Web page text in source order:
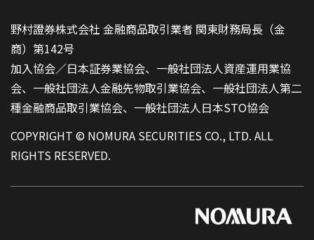
野村證券株式会社 金融商品取引業者 関東財務局長（金
商）第142号
加入協会／日本証券業協会、一般社団法人資産運用業協
会、一般社団法人金融先物取引業協会、一般社団法人第二
種金融商品取引業協会、一般社団法人日本STO協会
COPYRIGHT © NOMURA SECURITIES CO., LTD. ALL
RIGHTS RESERVED.